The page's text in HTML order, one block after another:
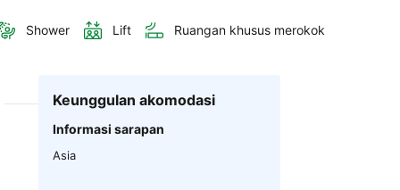
Shower Lift Ruangan khusus merokok
Keunggulan akomodasi
Informasi sarapan
Asia